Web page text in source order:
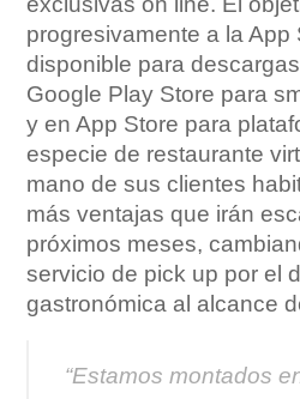
progresivamente a la App
disponible para
Google Play Store para
y en App Store para
especie de restaurante
mano de sus clientes
más ventajas que irán
próximos meses,
servicio de pick up por el
gastronómica al alcance
“Estamos montados